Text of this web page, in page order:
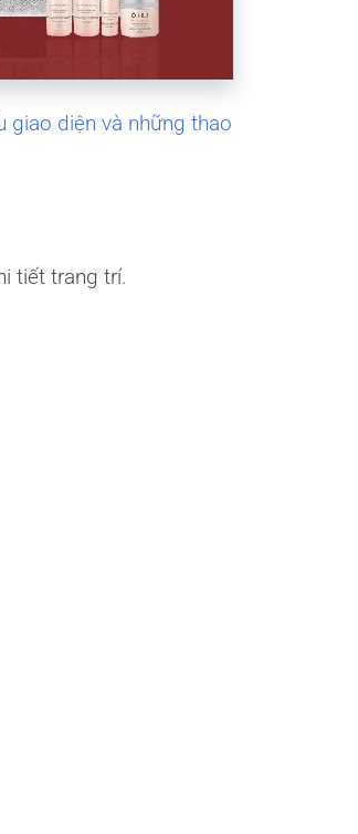
giao diện và những thao
tiết trang trí.